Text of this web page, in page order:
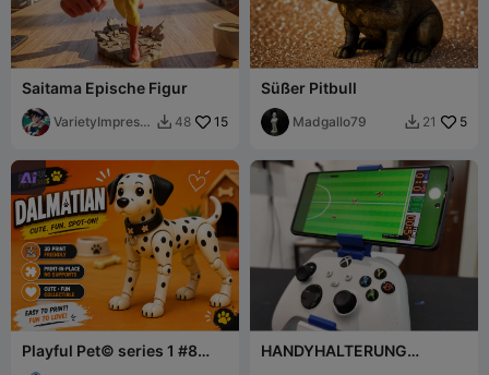
Saitama Epische Figur
VarietyImpressi  48 15
Süßer Pitbull
Madgallo79  21 5

Playful Pet© series 1 #8
Dalmatian
HANDYHALTERUNG